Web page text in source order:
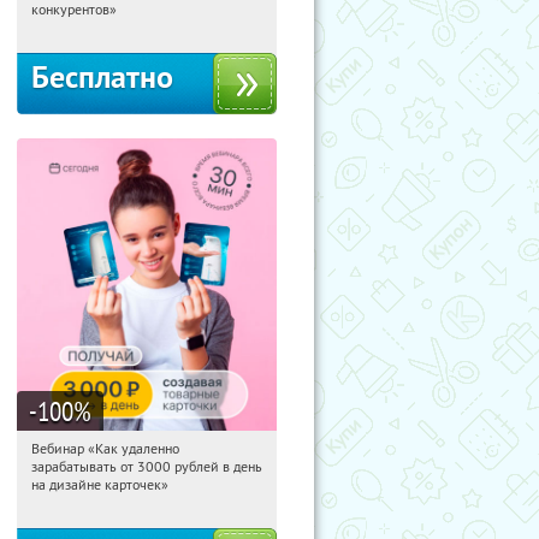
Россия
конкурентов»
Бесплатно
-100%
22:33:13 Получили:
Россия
Вебинар «Как удаленно
зарабатывать от 3000 рублей в день
на дизайне карточек»